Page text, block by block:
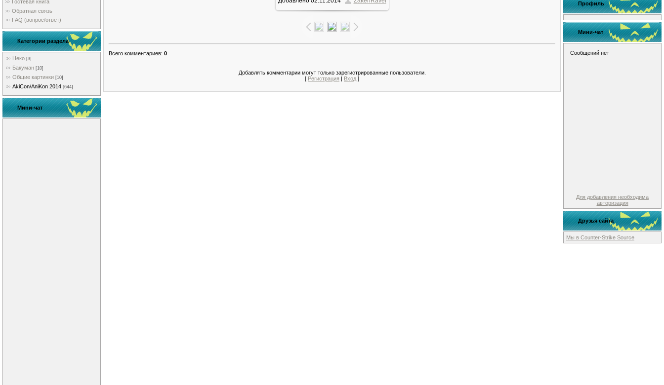
Гостевая книга
Обратная связь
FAQ (вопрос/ответ)
Категории раздела
Неко [3]
Бакуман [10]
Общие картинки [10]
AkiCon/AniKon 2014 [644]
Мини-чат
102.9Kb
Всего комментариев: 0
Добавлять комментарии могут только зарегистрированные пользователи.
[ Регистрация | Вход ]
Профиль
Мини-чат
Для добавления необходима
авторизация
Друзья сайта
Мы в Counter-Strike Source